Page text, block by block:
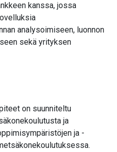
kanssa, jossa
analysoimiseen, luonnon
sekä yrityksen
on suunniteltu
ja
ja -